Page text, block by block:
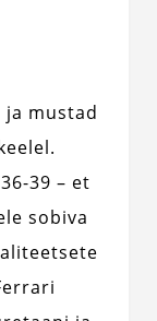
ja mustad
39 – et
sobiva